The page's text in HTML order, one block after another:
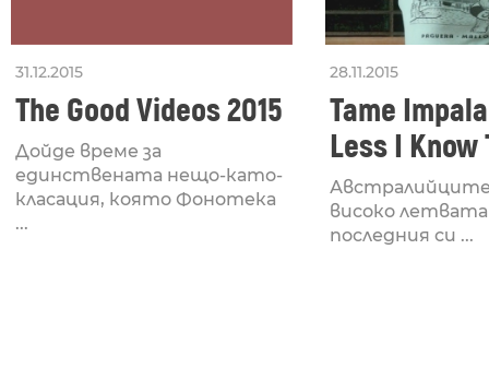
31.12.2015
The Good Videos 2015
Дойде време за
единствената нещо-като-
класация, която Фонотека
...
28.11.2015
Tame
Less I Know
Better
Австралийците
високо летвата
последния си ...